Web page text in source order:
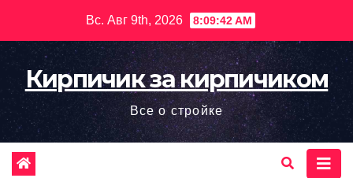
содержимому
Вс. Авг 9th, 2026 8:09:44 AM
Кирпичик за кирпичиком
Все о стройке